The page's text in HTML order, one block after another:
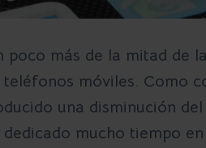
poco más de la mitad de
teléfonos móviles. Como
una disminución
mucho tiempo